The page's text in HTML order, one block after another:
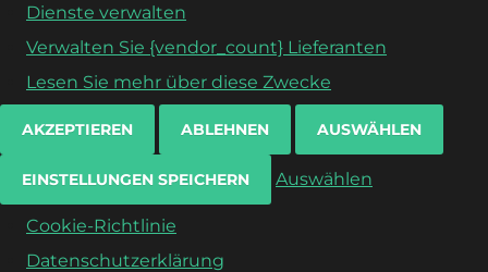
Dienste verwalten
Verwalten Sie {vendor_count} Lieferanten
Lesen Sie mehr über diese Zwecke
AKZEPTIEREN ABLEHNEN AUSWÄHLEN
EINSTELLUNGEN SPEICHERN Auswählen
Cookie-Richtlinie
Datenschutzerklärung